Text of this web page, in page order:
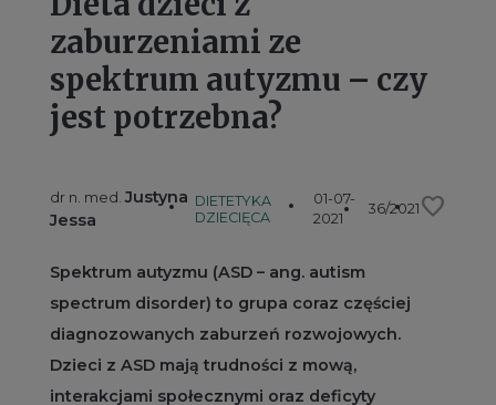
zaburzeniami ze
spektrum autyzmu – czy
jest potrzebna?
dr n. med.Justyna
Jessa
DIETETYKA
DZIECIĘCA
01-07-
2021
36/2021 favorite
Spektrum autyzmu (ASD – ang. autism
spectrum disorder) to grupa coraz częściej
diagnozowanych zaburzeń rozwojowych.
Dzieci z ASD mają trudności z mową,
interakcjami społecznymi oraz deficyty